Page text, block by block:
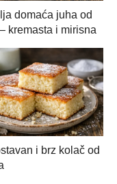
domaća juha od
kremasta i mirisna
i brz kolač od